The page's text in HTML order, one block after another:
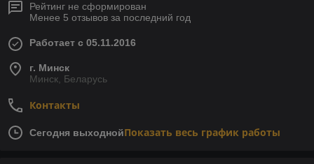
Рейтинг не сформирован
Менее 5 отзывов за последний год
Работает с 05.11.2016
г. Минск
Минск, Беларусь
Контакты
Сегодня выходнойПоказать весь график работы